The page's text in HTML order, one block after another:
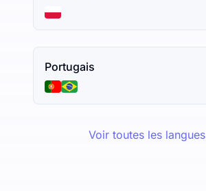
Portugais
Voir toutes les langues